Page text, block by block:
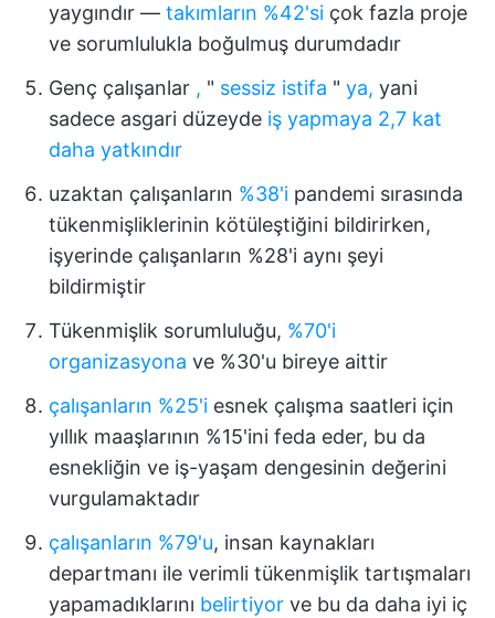
yaygındır — takımların %42'si çok fazla proje
ve sorumlulukla boğulmuş durumdadır
Genç çalışanlar , " sessiz istifa " ya, yani
sadece asgari düzeyde iş yapmaya 2,7 kat
daha yatkındır
uzaktan çalışanların %38'i pandemi sırasında
tükenmişliklerinin kötüleştiğini bildirirken,
işyerinde çalışanların %28'i aynı şeyi
bildirmiştir
Tükenmişlik sorumluluğu, %70'i
organizasyona ve %30'u bireye aittir
çalışanların %25'i esnek çalışma saatleri için
yıllık maaşlarının %15'ini feda eder, bu da
esnekliğin ve iş-yaşam dengesinin değerini
vurgulamaktadır
çalışanların %79'u, insan kaynakları
departmanı ile verimli tükenmişlik tartışmaları
yapamadıklarını belirtiyor ve bu da daha iyi iç